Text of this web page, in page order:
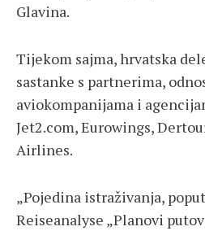
Glavina.
Tijekom sajma, hrvatska
sastanke s partnerima,
aviokompanijama i
Jet2.com, Eurowings,
Airlines.
„Pojedina istraživanja,
Reiseanalyse „Planovi